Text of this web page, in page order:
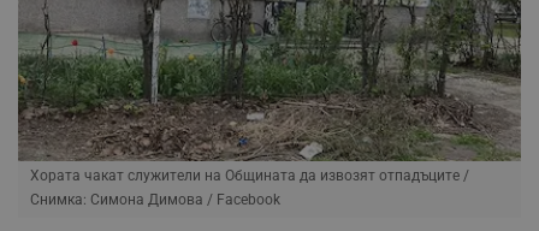
Хората чакат служители на Общината да извозят отпадъците /
Снимка: Симона Димова / Facebook